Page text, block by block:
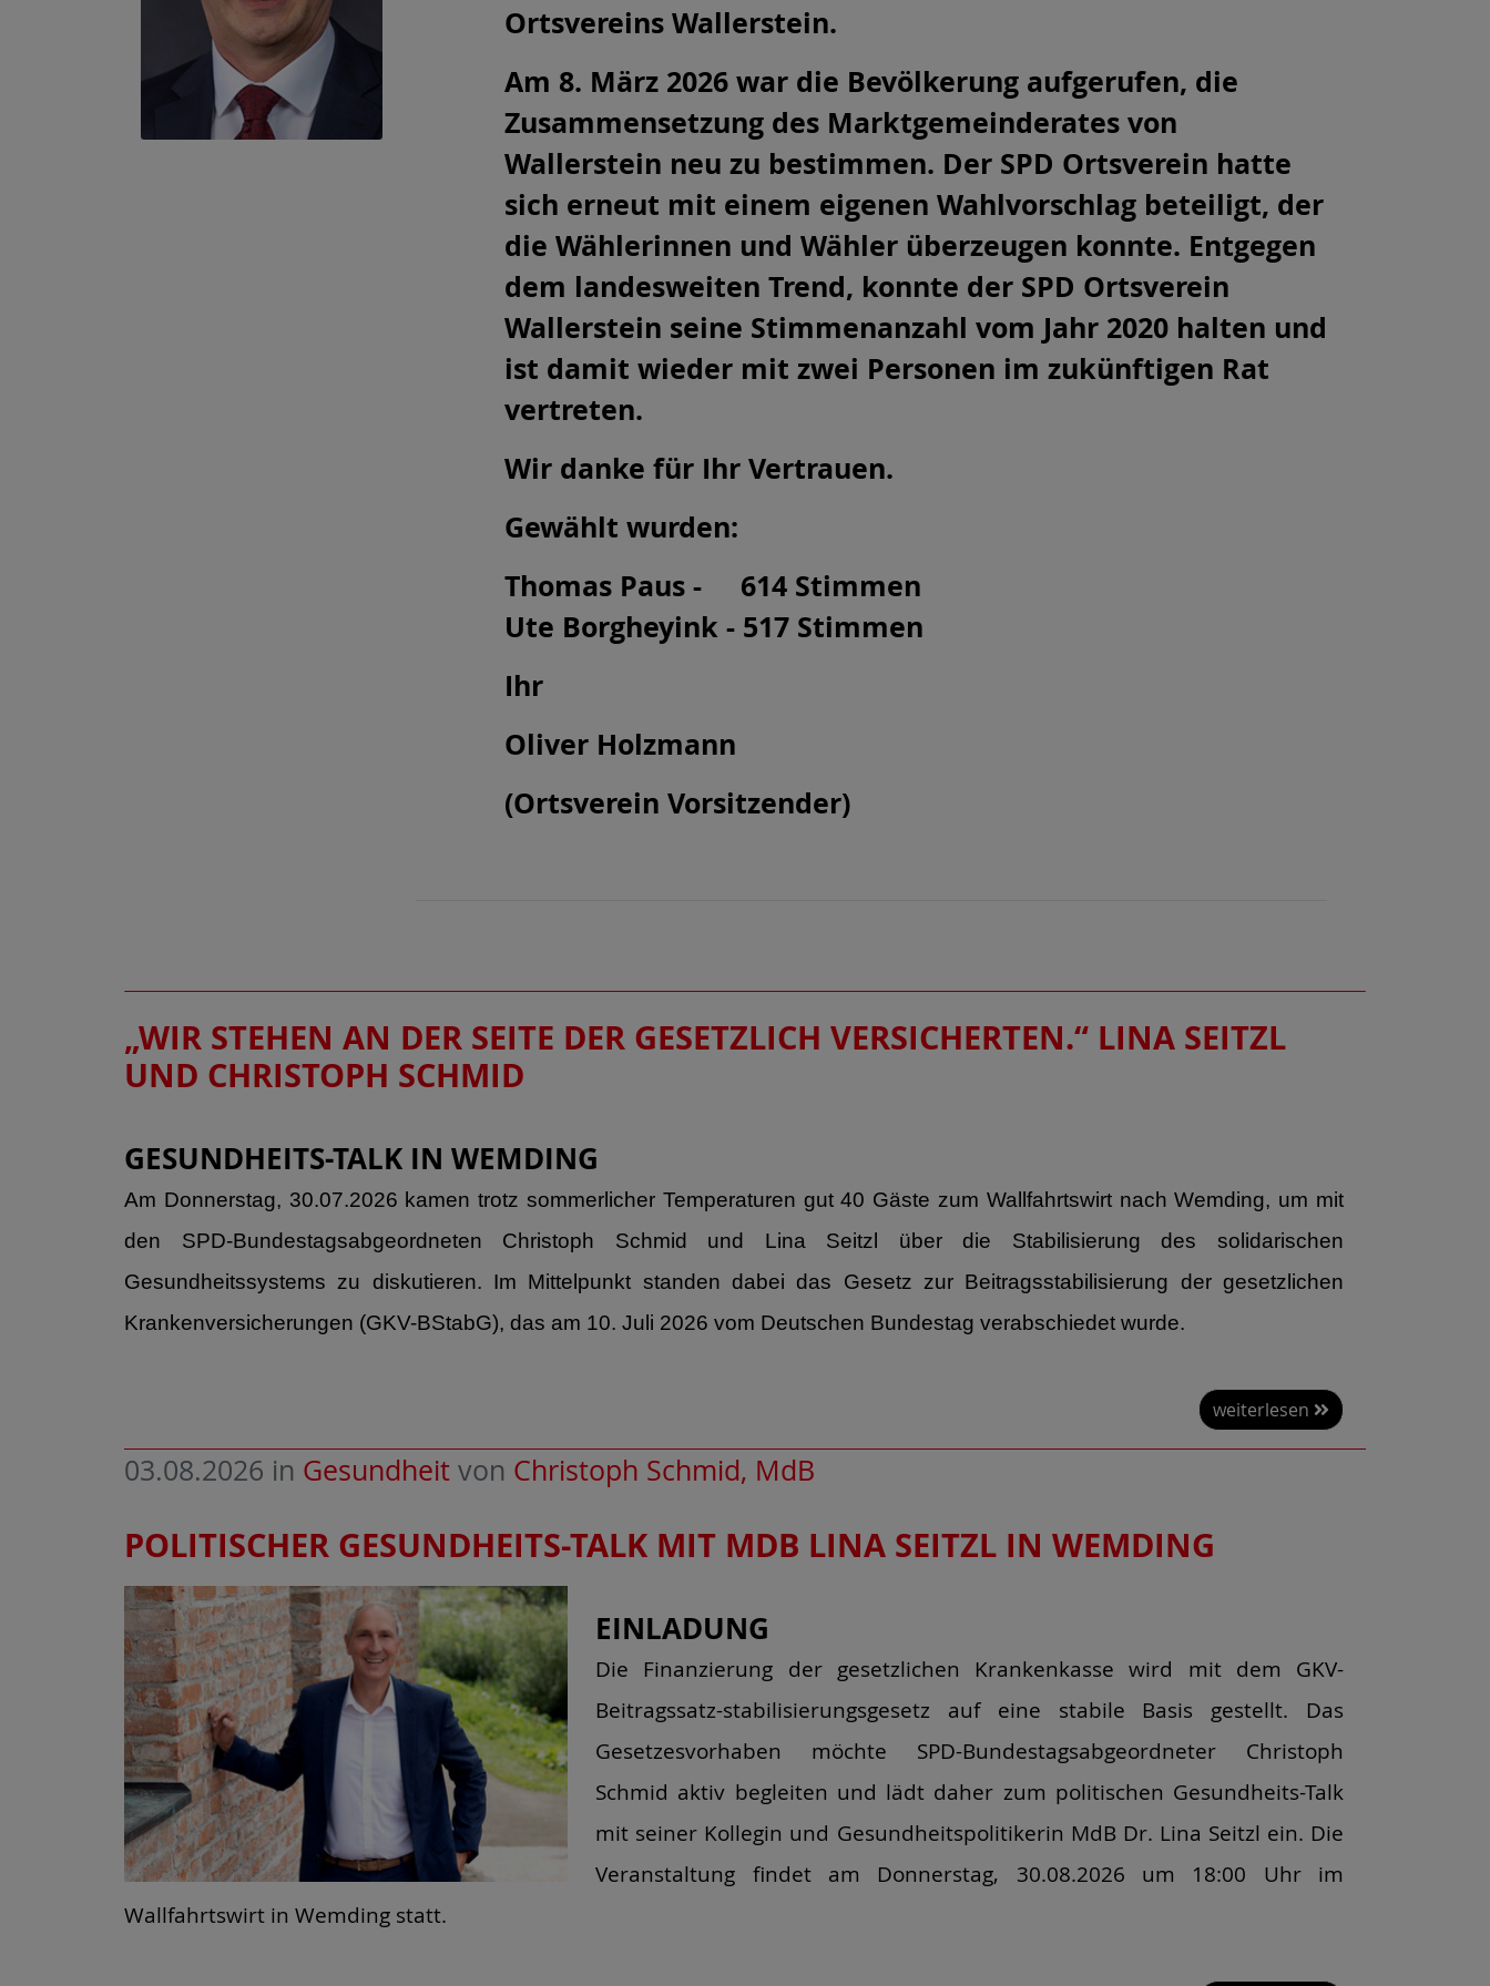
Ortsvereins Wallerstein.
Am 8. März 2026 war die Bevölkerung aufgerufen, die
Zusammensetzung des Marktgemeinderates von
Wallerstein neu zu bestimmen. Der SPD Ortsverein hatte
sich erneut mit einem eigenen Wahlvorschlag beteiligt, der
die Wählerinnen und Wähler überzeugen konnte. Entgegen
dem landesweiten Trend, konnte der SPD Ortsverein
Wallerstein seine Stimmenanzahl vom Jahr 2020 halten und
ist damit wieder mit zwei Personen im zukünftigen Rat
vertreten.
Wir danke für Ihr Vertrauen.
Gewählt wurden:
Thomas Paus - 614 Stimmen
Ute Borgheyink - 517 Stimmen
Ihr
Oliver Holzmann
(Ortsverein Vorsitzender)
„WIR STEHEN AN DER SEITE DER GESETZLICH VERSICHERTEN.“ LINA SEITZL
UND CHRISTOPH SCHMID
GESUNDHEITS-TALK IN WEMDING
Am Donnerstag, 30.07.2026 kamen trotz sommerlicher Temperaturen gut 40 Gäste zum Wallfahrtswirt nach Wemding, um mit
den SPD-Bundestagsabgeordneten Christoph Schmid und Lina Seitzl über die Stabilisierung des solidarischen
Gesundheitssystems zu diskutieren. Im Mittelpunkt standen dabei das Gesetz zur Beitragsstabilisierung der gesetzlichen
Krankenversicherungen (GKV-BStabG), das am 10. Juli 2026 vom Deutschen Bundestag verabschiedet wurde.
weiterlesen
03.08.2026 in Gesundheit von Christoph Schmid, MdB
POLITISCHER GESUNDHEITS-TALK MIT MDB LINA SEITZL IN WEMDING
EINLADUNG
Die Finanzierung der gesetzlichen Krankenkasse wird mit dem GKV-
Beitragssatz-stabilisierungsgesetz auf eine stabile Basis gestellt. Das
Gesetzesvorhaben möchte SPD-Bundestagsabgeordneter Christoph
Schmid aktiv begleiten und lädt daher zum politischen Gesundheits-Talk
mit seiner Kollegin und Gesundheitspolitikerin MdB Dr. Lina Seitzl ein. Die
Veranstaltung findet am Donnerstag, 30.08.2026 um 18:00 Uhr im
Wallfahrtswirt in Wemding statt.